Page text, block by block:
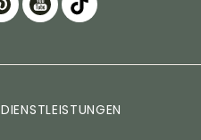
DIENSTLEISTUNGEN